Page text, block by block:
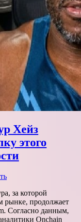
Хейз
этого
за которой
рынке, продолжает
Согласно данным,
Onchain